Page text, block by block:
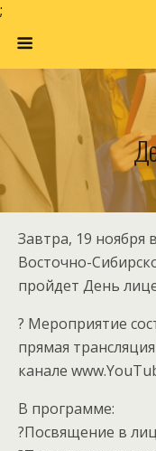
;
Завтра, 19 ноября
Восточно-
пройдет День
? Мероприятие
прямая
канале
В программе:
?Посвящение в